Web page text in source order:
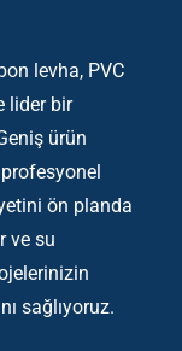
levha, PVC
lider bir
ürün
ön planda
ve su
sağlıyoruz.